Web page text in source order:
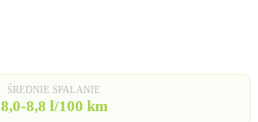
ŚREDNIE SPALANIE
8,0-8,8 l/100 km